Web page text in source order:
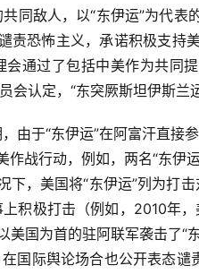
同敌人，以“东伊运”为代表
责恐怖主义，承诺积极支持
会通过了包括中美作为共同
会认定，“东突厥斯坦伊斯兰
由于“东伊运”在阿富汗直接
作战行动，例如，两名“东
下，美国将“东伊运”列为打
积极打击（例如，2010年
美国为首的驻阿联军袭击了
国际舆论场合也公开表态